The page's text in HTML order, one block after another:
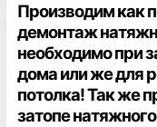
Производим как
демонтаж
необходимо при
дома или же для
потолка! Так же
затопе